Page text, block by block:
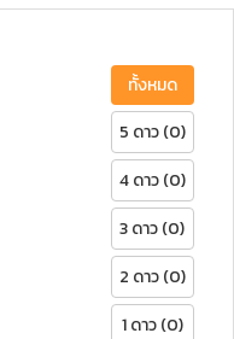
ทั้งหมด
5 ดาว (0)
4 ดาว (0)
3 ดาว (0)
2 ดาว (0)
1 ดาว (0)